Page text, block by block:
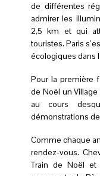
de différentes
admirer les
2,5 km et qui
touristes. Paris
écologiques dans
Pour la première
de Noël un Village
au cours
démonstrations
Comme chaque
rendez-vous.
Train de Noël